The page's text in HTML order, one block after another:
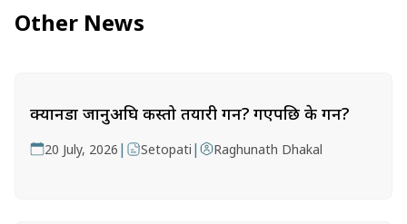
Other News
क्यानडा जानुअघि कस्तो तयारी गर्ने? गएपछि के गर्ने?
20 July, 2026 | Setopati | Raghunath Dhakal